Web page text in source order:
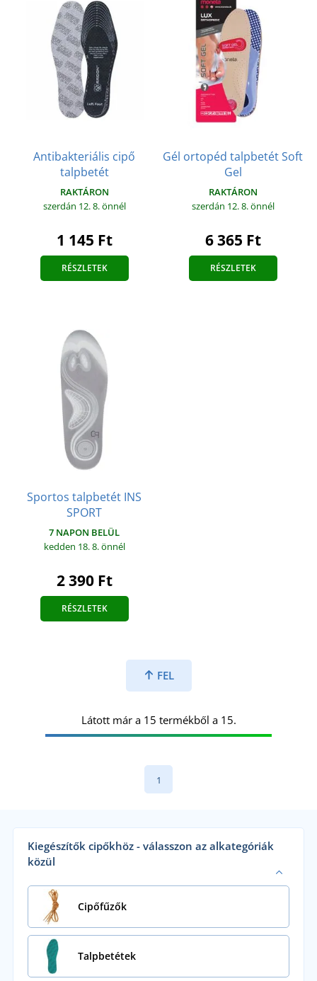
Antibakteriális cipő
talpbetét
RAKTÁRON
szerdán 12. 8.önnél
1 145 Ft
RÉSZLETEK
Gél ortopéd talpbetét Soft
Gel
RAKTÁRON
szerdán 12. 8.önnél
6 365 Ft
RÉSZLETEK
Sportos talpbetét INS
SPORT
7 NAPON BELÜL
kedden 18. 8.önnél
2 390 Ft
RÉSZLETEK
FEL
Látott már a 15 termékből a 15.
1
Kiegészítők cipőkhöz - válasszon az alkategóriák
közül
Cipőfűzők
Talpbetétek